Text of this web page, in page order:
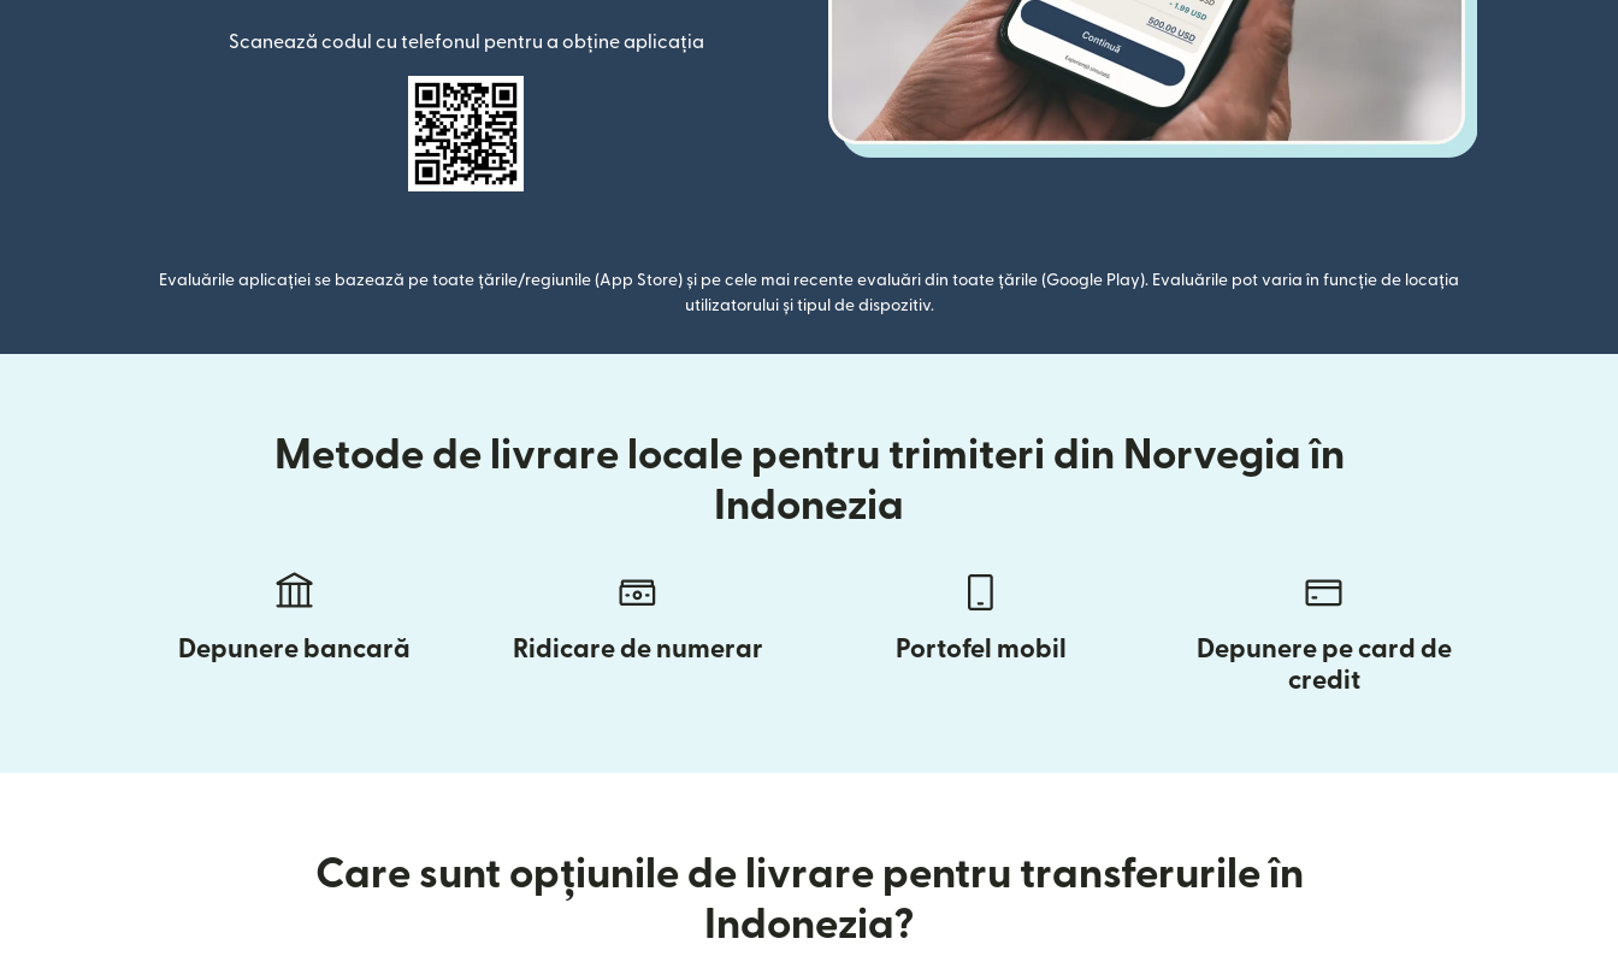
Scanează codul cu telefonul pentru a obține aplicația
Evaluările aplicației se bazează pe toate țările/regiunile (App Store) și pe cele mai recente evaluări din toate țările (Google Play). Evaluările pot varia în funcție de locația
utilizatorului și tipul de dispozitiv.
Metode de livrare locale pentru trimiteri din Norvegia în
Indonezia
Depunere bancară Ridicare de numerar Portofel mobil
Depunere pe card de
credit
Care sunt opțiunile de livrare pentru transferurile în
Indonezia?